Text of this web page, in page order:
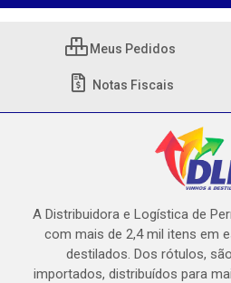
Meus Pedidos
Notas Fiscais
A Distribuidora e Logística de
com mais de 2,4 mil itens em
destilados. Dos rótulos,
importados, distribuídos para